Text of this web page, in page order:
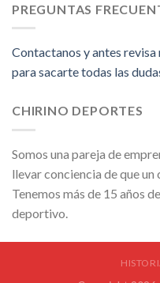
PREGUNTAS
Contactanos y antes
para sacarte todas las
CHIRINO DEPORTES
Somos una pareja de
llevar conciencia de que un
Tenemos más de 15 años
deportivo.